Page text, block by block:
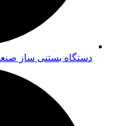
دستگاه بستنی ساز